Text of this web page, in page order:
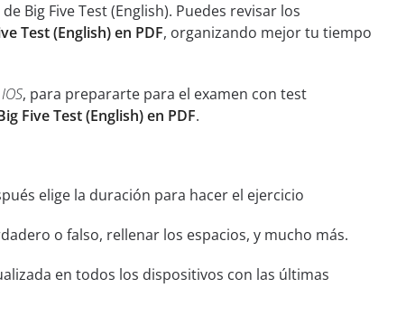
Big Five Test (English). Puedes revisar los
Test (English) en PDF, organizando mejor tu tiempo
IOS, para prepararte para el examen con test
Five Test (English) en PDF.
elige la duración para hacer el ejercicio
o falso, rellenar los espacios, y mucho más.
en todos los dispositivos con las últimas